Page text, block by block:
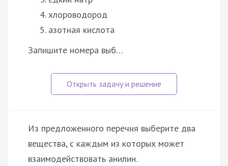
хлороводород
азотная кислота
Запишите номера выб…
Из предложенного перечня выберите два
вещества, с каждым из которых может
взаимодействовать анилин.